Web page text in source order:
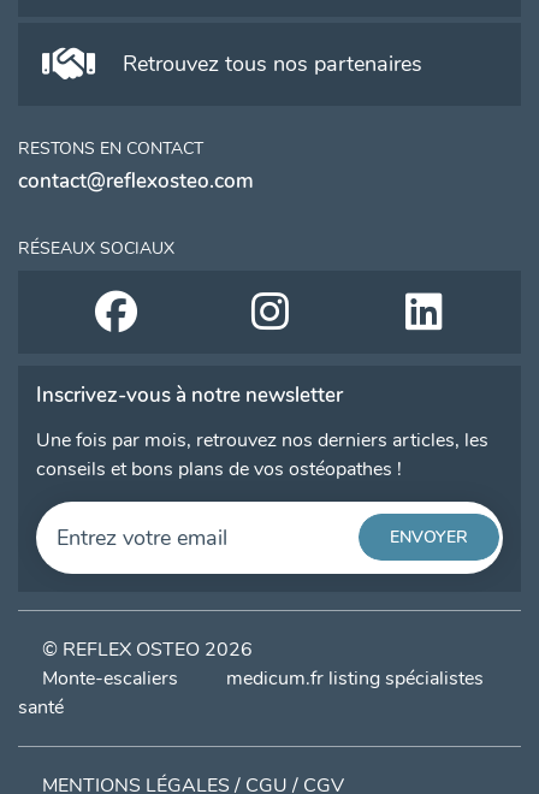
Retrouvez tous nos partenaires
RESTONS EN CONTACT
contact@reflexosteo.com
RÉSEAUX SOCIAUX
Inscrivez-vous à notre newsletter
Une fois par mois, retrouvez nos derniers articles, les
conseils et bons plans de vos ostéopathes !
© REFLEX OSTEO 2026
Monte-escaliers
medicum.fr listing spécialistes
santé
MENTIONS LÉGALES / CGU / CGV